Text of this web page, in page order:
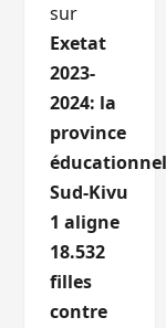
sur
Exetat
2023-
2024: la
province
Sud-Kivu
1 aligne
18.532
filles
contre